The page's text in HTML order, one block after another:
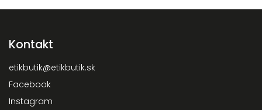
Kontakt
etikbutik@etikbutik.sk
Facebook
Instagram